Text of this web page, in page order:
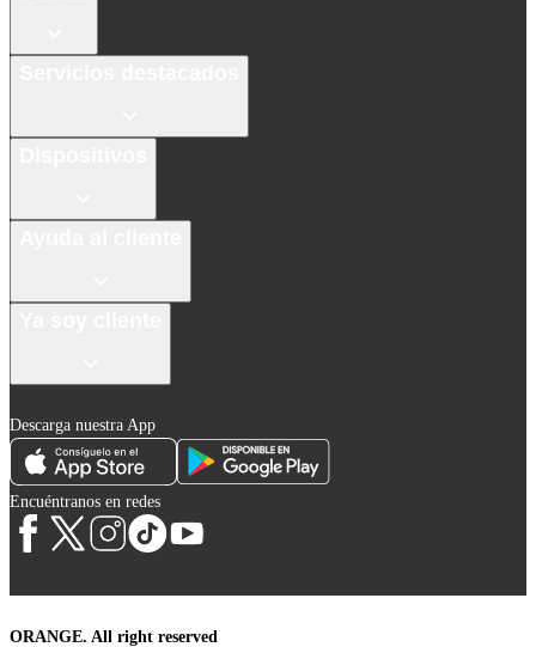
Descarga nuestra App
Encuéntranos en redes
ORANGE. All right reserved